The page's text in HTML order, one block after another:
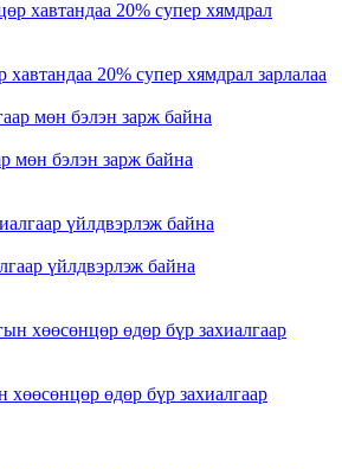
20% супер хямдрал зарлалаа
мөн бэлэн зарж байна
үйлдвэрлэж байна
хөөсөнцөр өдөр бүр захиалгаар